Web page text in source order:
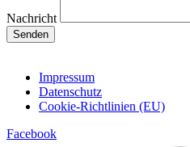
Nachricht
Senden
Impressum
Datenschutz
Cookie-Richtlinien (EU)
Facebook